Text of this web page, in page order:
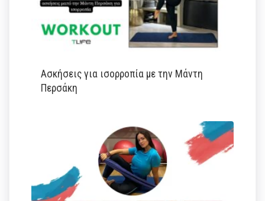
Ασκήσεις για ισορροπία με την Μάντη
Περσάκη